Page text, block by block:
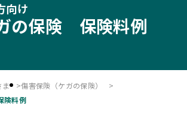
向け
の保険 保険料例
ま
傷害保険（ケガの保険）
険料例